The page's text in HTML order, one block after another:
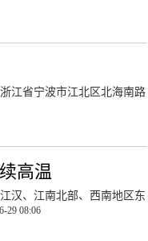
江省宁波市江北区北海南路
高温
汉、江南北部、西南地区东
29 08:06